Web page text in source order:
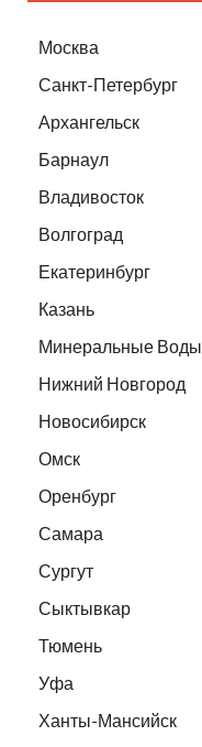
Москва
Санкт-Петербург
Архангельск
Барнаул
Владивосток
Волгоград
Екатеринбург
Казань
Минеральные Воды
Нижний Новгород
Новосибирск
Омск
Оренбург
Самара
Сургут
Сыктывкар
Тюмень
Уфа
Ханты-Мансийск